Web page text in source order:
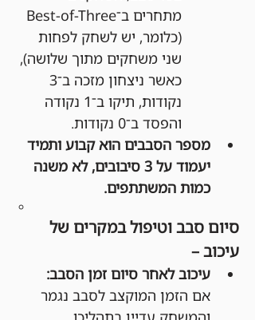
(כלומר, יש לשחק לפחות
שני משחקים מתוך שלושה),
נקודות, תיקו ב־1 נקודה
והפסד ב־0 נקודות.
מספר הסבבים הוא קבוע ותמיד
יעמוד על 3 סיבובים, לא משנה
כמות המשתתפים.
סיום סבב וטיפול במקרים של
עיכוב –
עיכוב לאחר סיום זמן הסבב:
אם הזמן המוקצב לסבב נגמר